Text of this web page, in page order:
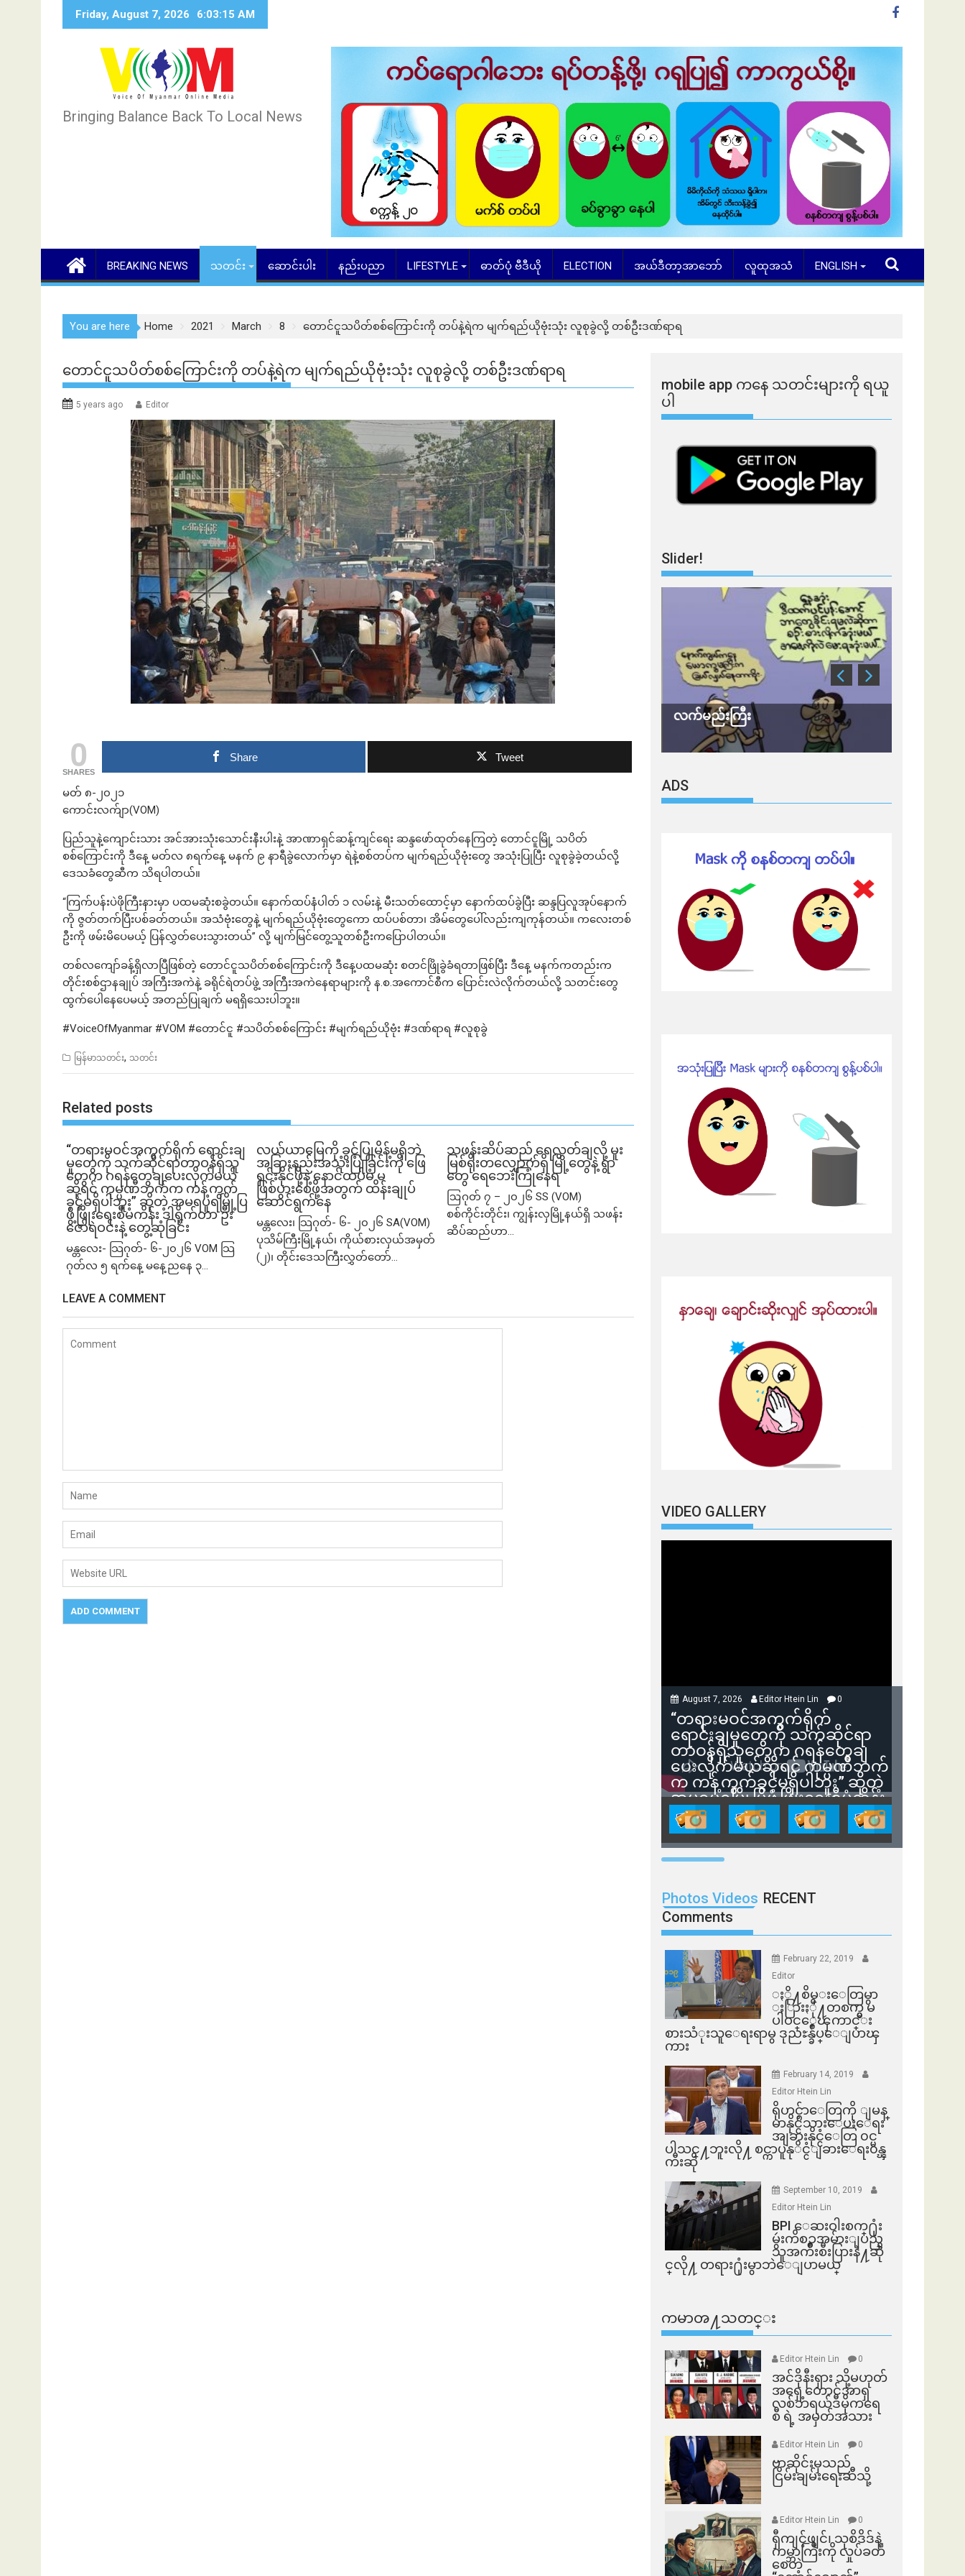
Friday, August 7, 2026 6:03:17 AM
Bringing Balance Back To Local News
BREAKING NEWS သတင်း ဆောင်းပါး နည်းပညာ LIFESTYLE ဓာတ်ပုံ ဗီဒီယို ELECTION အယ်ဒီတာ့အာဘော် လူထုအသံ ENGLISH
You are here Home 2021 March 8 တောင်ငူသပိတ်စစ်ကြောင်းကို တပ်နဲ့ရဲက မျက်ရည်ယိုဗုံးသုံး လူစုခွဲလို့ တစ်ဦးဒဏ်ရာရ
တောင်ငူသပိတ်စစ်ကြောင်းကို တပ်နဲ့ရဲက မျက်ရည်ယိုဗုံးသုံး လူစုခွဲလို့ တစ်ဦးဒဏ်ရာရ
5 years ago Editor
0
SHARES
Share Tweet
‌မတ် ၈-၂၀၂၁
ကောင်းလက်ျာ(VOM)
ပြည်သူနဲ့ကျောင်းသား အင်အားသုံးသောင်းနီးပါးနဲ့ အာဏာရှင်ဆန့်ကျင်ရေး ဆန္ဒဖော်ထုတ်‌နေကြတဲ့ တောင်ငူမြို့ သပိတ်
စစ်ကြောင်းကို ဒီနေ့ မတ်လ ၈ရက်နေ့ မနက် ၉ နာရီခွဲလောက်မှာ ရဲနဲ့စစ်တပ်က မျက်ရည်ယိုဗုံးတွေ အသုံးပြုပြီး လူစုခွဲခဲ့တယ်လို့
ဒေသခံတွေဆီက သိရပါတယ်။
“ကြက်ပန်းပဲဖိုကြီးနားမှာ ပထမဆုံးစခွဲတယ်။ နောက်ထပ်နံပါတ် ၁ လမ်းနဲ့ မီးသတ်ထောင့်မှာ နောက်ထပ်ခွဲပြီး ဆန္ဒပြလူအုပ်နောက်
ကို ဇွတ်တက်ပြီးပစ်ခတ်တယ်။ အသံဗုံးတွေနဲ့ မျက်ရည်ယိုဗုံးတွေကော ထပ်ပစ်တာ၊ အိမ်တွေပေါ်လည်းကျကုန်တယ်။ ကလေးတစ်
ဦးကို ဖမ်းမိပေမယ့် ပြန်လွှတ်ပေးသွားတယ်” လို့ မျက်မြင်တွေ့သူတစ်ဦးကပြောပါတယ်။
တစ်‌လကျော်ခန့်ရှိ‌လာပြီဖြစ်တဲ့ တောင်ငူသပိတ်စစ်ကြောင်းကို ဒီနေ့ပထမဆုံး စတင်ဖြိုခွဲခံရတာဖြစ်ပြီး ဒီနေ့ မနက်ကတည်းက
တိုင်းစစ်ဌာနချုပ် အကြီးအကဲနဲ့ ခရိုင်ရဲတပ်ဖွဲ့ အကြီးအကဲ‌နေရာများကို န.စ.အကောင်စီက ပြောင်းလဲလိုက်တယ်လို့ သတင်းတွေ
ထွက်ပေါနေပေမယ့် အတည်ပြုချက် မရရှိသေးပါဘူး။
#VoiceOfMyanmar #VOM #တောင်ငူ #သပိတ်စစ်ကြောင်း #မျက်ရည်ယိုဗုံး #ဒဏ်ရာရ #လူစုခွဲ
မြန်မာသတင်း, သတင်း
Related posts
“တရားမဝင်အကွက်ရိုက် ရောင်းချ
မှုတွေကို သက်ဆိုင်ရာတာဝန်ရှိသူ
တွေက ဂရန်တွေချပေးလိုက်မယ်
ဆိုရင် ကုမ္ပဏီဘက်က ကန့်ကွက်
ခွင့်မရှိပါဘူး” ဆိုတဲ့ အမရပူရမြို့ပြ
ဖွံ့ဖြိုးရေးစီမံကိန်း ဒါရိုက်တာ ဦး
ဇော်ရဲဝင်းနဲ့ တွေ့ဆုံခြင်း
မန္တလေး- သြဂုတ်- ၆-၂၀၂၆ VOM သြ
ဂုတ်လ ၅ ရက်နေ့ မနေ့ညနေ ၃...
လယ်ယာမြေကို ခွင့်ပြုမိန့်မရှိဘဲ
အခြားနည်းအသုံးပြုခြင်းကို ဖြေ
ရှင်းနိုင်ဖို့နဲ့ နောင်ထပ်မံ မ
ဖြစ်ပွားစေဖို့အတွက် ထိန်းချုပ်
ဆောင်ရွက်နေ
မန္တလေး၊ သြဂုတ်- ၆- ၂၀၂၆ SA(VOM)
ပုသိမ်ကြီးမြို့နယ်၊ ကိုယ်စားလှယ်အမှတ်
(၂)၊ တိုင်းဒေသကြီးလွှတ်တော်...
သဖန်းဆိပ်ဆည် ရေလွှတ်ချလို့ မူး
မြစ်ရိုးတလျှောက်ရှိ မြို့တွေနဲ့ ရွာ
တွေ ရေဘေးကြုံနေရ
ဩဂုတ် ၇ – ၂၀၂၆ SS (VOM)
စစ်ကိုင်းတိုင်း၊ ကျွန်းလှမြို့နယ်ရှိ သဖန်း
ဆိပ်ဆည်ဟာ...
LEAVE A COMMENT
mobile app ​​ကနေ ​​သတင်းများကို ရယူ
ပါ
Slider!
လက်မည်းကြီး
ADS
VIDEO GALLERY
August 7, 2026 Editor Htein Lin 0
“တရားမဝင်အကွက်ရိုက်
ရောင်းချမှုတွေကို သက်ဆိုင်ရာ
တာဝန်ရှိသူတွေက ဂရန်တွေချ
ပေးလိုက်မယ်ဆိုရင် ကုမ္ပဏီဘက်
က ကန့်ကွက်ခွင့်မရှိပါဘူး” ဆိုတဲ့
အမရပူရမြို့ပြဖွံ့ဖြိုးရေးစီမံကိန်း
ဒါရိုက်တာ ဦးဇော်ရဲဝင်းနဲ့ တွေ့ဆုံ
ခြင်း
Photos Videos RECENT
Comments
February 22, 2019
Editor
ႏို႔စိမ္းေတြမွာ
ႏြားႏို႔တစက္မွ မ
ပါဝင္ေၾကာင္း
စားသံုးသူေရးရာမွ ဒုညႊန္ခ်ဳပ္ေျပာၾ
ကား
February 14, 2019
Editor Htein Lin
ရိုဟင္ဂ်ာေတြကို ျမန္
မာနိုင္ငံသားေပးေရး
အျခားနိုင္ငံေတြ ၀င္မ
ပါသင္႔ဘူးလို႔ စင္ကာပူနုိင္ငံျခားေရး၀န္ၾ
ကီးဆို
September 10, 2019
Editor Htein Lin
BPI ​ေဆးဝါးစက္​႐ုံး
မွဴးကိစၥအမ်ားျပည္​
သူအက်ိဳးစီးပြားနဲ႔ဆို
င္​လို႔ တရား႐ုံးမွာဘဲေျပာမယ္​
ကမာၻ႔သတင္း
Editor Htein Lin 0
အင်ဒိုနီးရှား သို့မဟုတ်
အရှေ့တောင်အာရှ
လစ်ဘရယ်ဒီမိုကရေ
စီ ရဲ့ အမှတ်အသား
Editor Htein Lin 0
ဗာဆိုင်းမှသည်
ငြိမ်းချမ်းရေးဆီသို့
Editor Htein Lin 0
ရှီကျင့်ဖျင်၊ သုစိဒိဒ်နဲ့
ကမ္ဘာကြီးကို လှုပ်ခတ်
စေတဲ့